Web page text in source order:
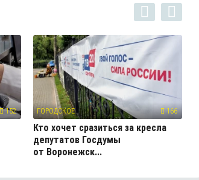
152 ГОРОДСКОЕ 166
Кто хочет сразиться за кресла
депутатов Госдумы
от Воронежск...